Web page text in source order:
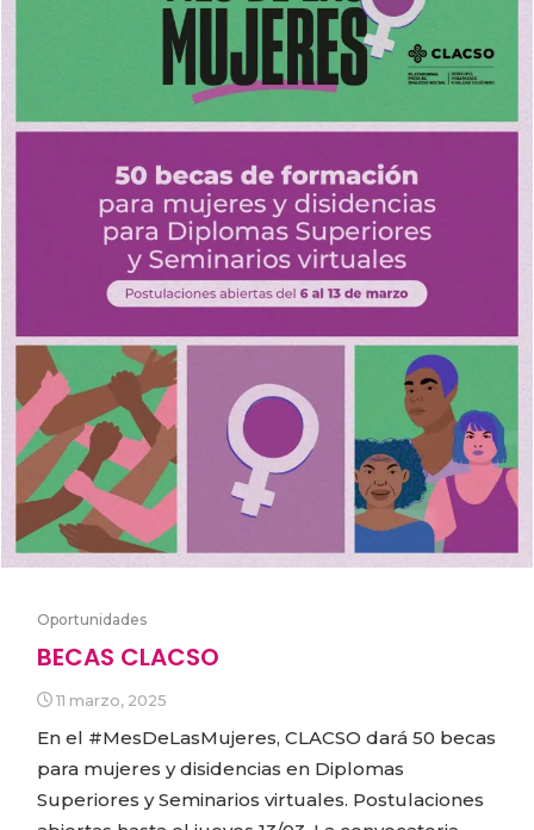
Oportunidades
BECAS CLACSO
11 marzo, 2025
En el #MesDeLasMujeres, CLACSO dará 50 becas
para mujeres y disidencias en Diplomas
Superiores y Seminarios virtuales. Postulaciones